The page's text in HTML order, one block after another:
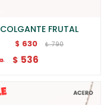
COLGANTE FRUTAL
$ 630 $ 790
$ 536